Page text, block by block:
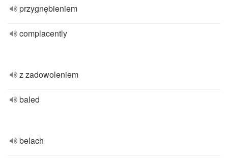
przygnębieniem
complacently
z zadowoleniem
baled
belach